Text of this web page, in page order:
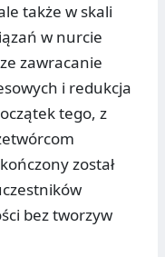
także w skali
w nurcie
zawracanie
i redukcja
tego, z
został
bez tworzyw